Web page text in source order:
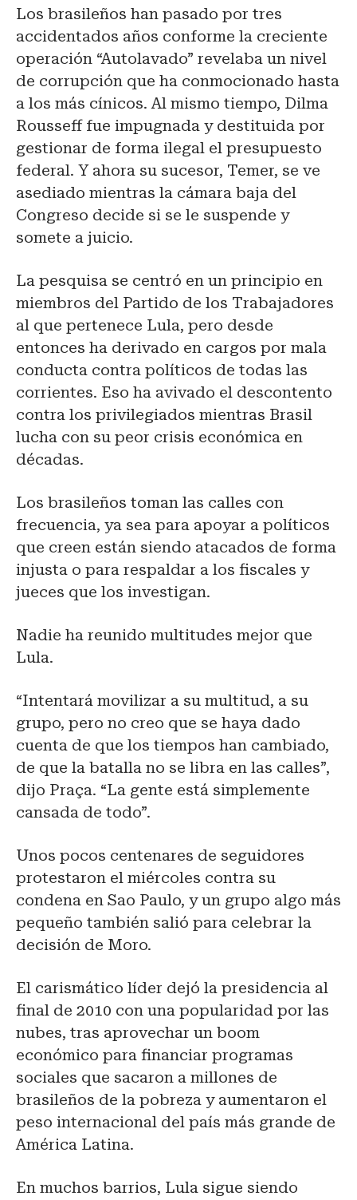
Los brasileños han pasado por tres
accidentados años conforme la creciente
operación “Autolavado” revelaba un nivel
de corrupción que ha conmocionado hasta
a los más cínicos. Al mismo tiempo, Dilma
Rousseff fue impugnada y destituida por
gestionar de forma ilegal el presupuesto
federal. Y ahora su sucesor, Temer, se ve
asediado mientras la cámara baja del
Congreso decide si se le suspende y
somete a juicio.
La pesquisa se centró en un principio en
miembros del Partido de los Trabajadores
al que pertenece Lula, pero desde
entonces ha derivado en cargos por mala
conducta contra políticos de todas las
corrientes. Eso ha avivado el descontento
contra los privilegiados mientras Brasil
lucha con su peor crisis económica en
décadas.
Los brasileños toman las calles con
frecuencia, ya sea para apoyar a políticos
que creen están siendo atacados de forma
injusta o para respaldar a los fiscales y
jueces que los investigan.
Nadie ha reunido multitudes mejor que
Lula.
“Intentará movilizar a su multitud, a su
grupo, pero no creo que se haya dado
cuenta de que los tiempos han cambiado,
de que la batalla no se libra en las calles”,
dijo Praça. “La gente está simplemente
cansada de todo”.
Unos pocos centenares de seguidores
protestaron el miércoles contra su
condena en Sao Paulo, y un grupo algo más
pequeño también salió para celebrar la
decisión de Moro.
El carismático líder dejó la presidencia al
final de 2010 con una popularidad por las
nubes, tras aprovechar un boom
económico para financiar programas
sociales que sacaron a millones de
brasileños de la pobreza y aumentaron el
peso internacional del país más grande de
América Latina.
En muchos barrios, Lula sigue siendo